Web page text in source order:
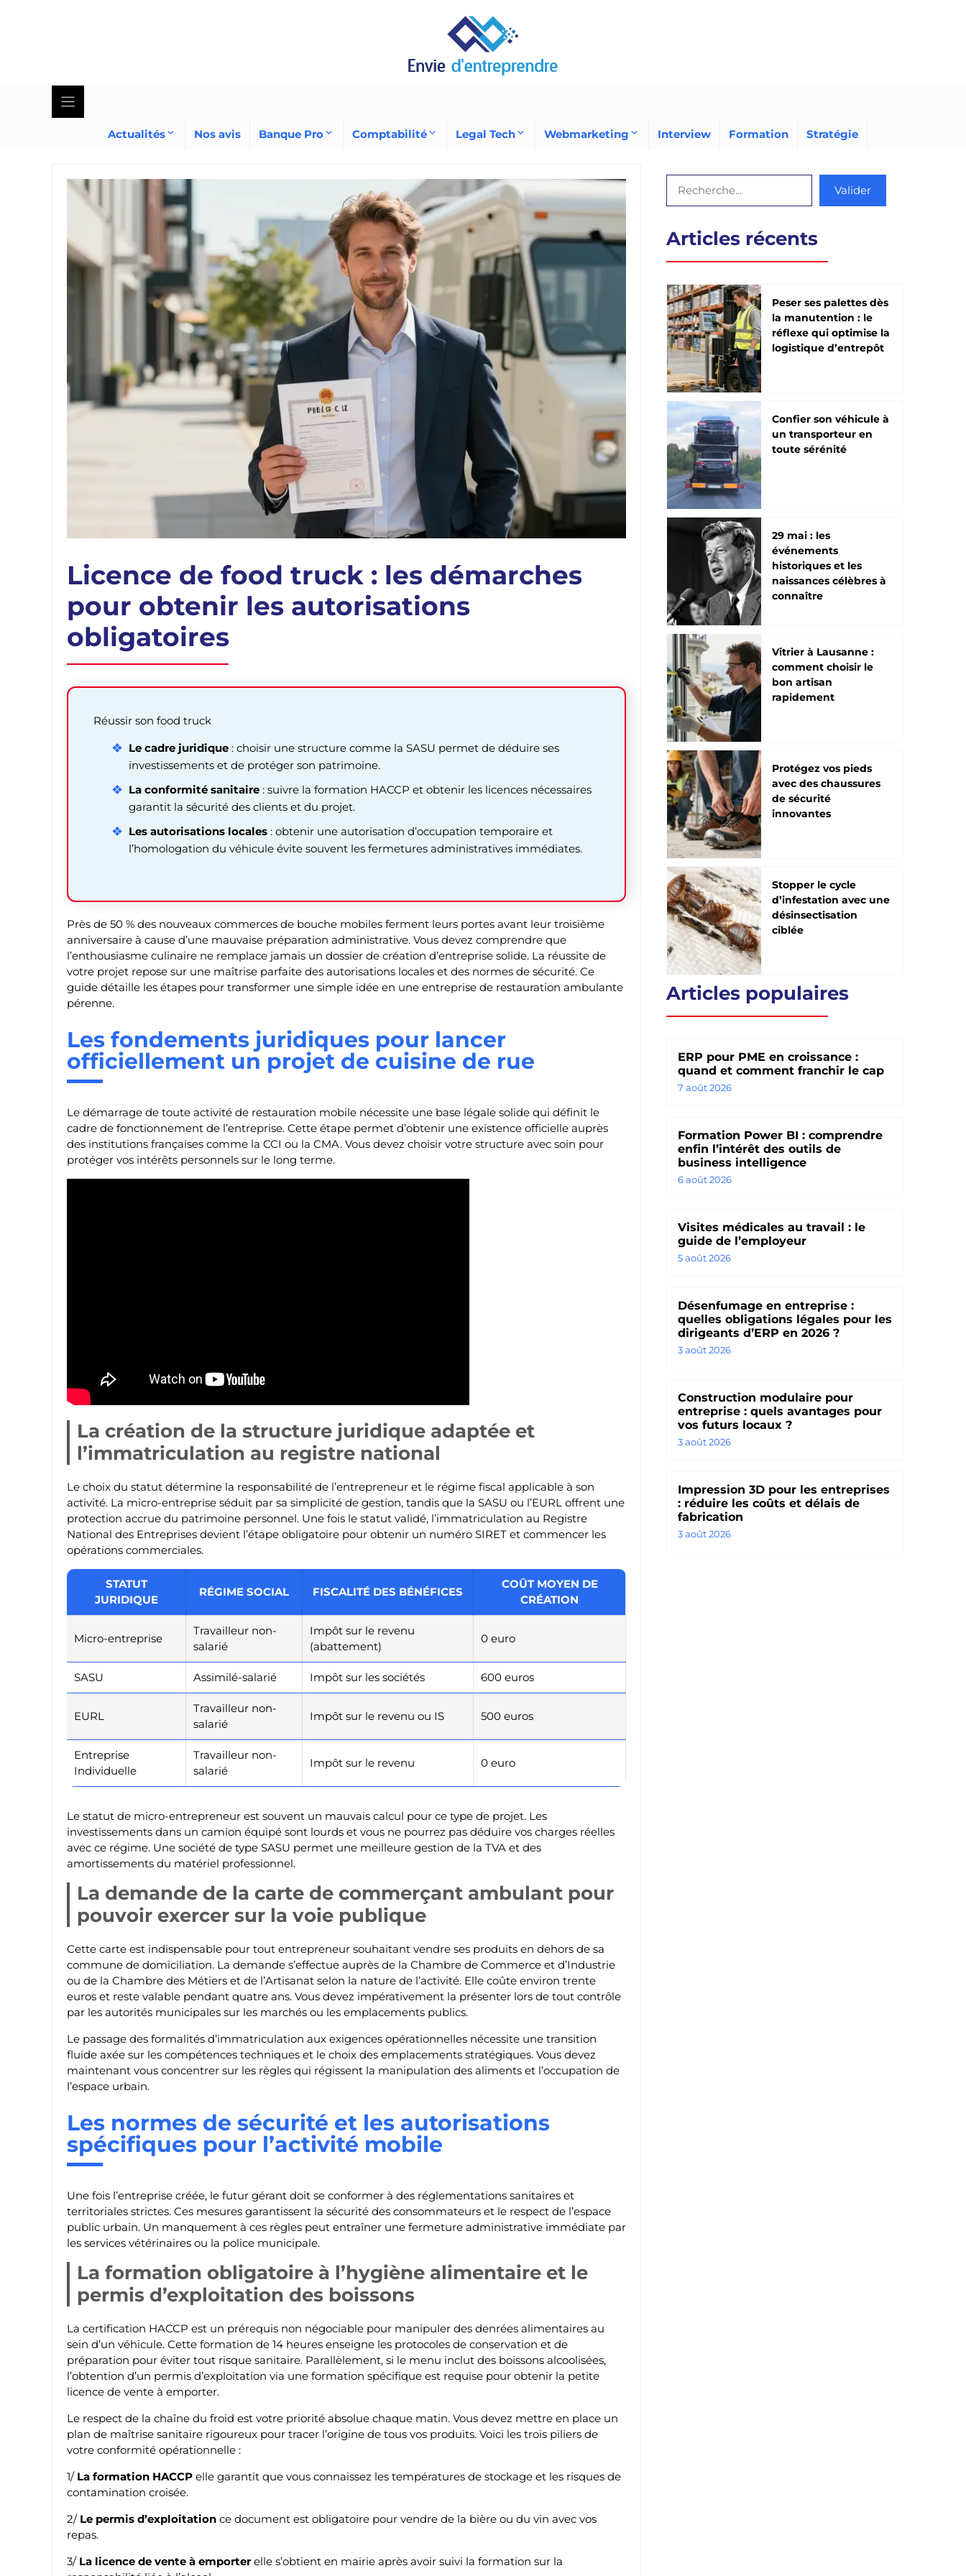
Actualités Nos avis Banque Pro Comptabilité Legal Tech Webmarketing Interview Formation Stratégie
Licence de food truck : les démarches
pour obtenir les autorisations
obligatoires
Réussir son food truck
Le cadre juridique : choisir une structure comme la SASU permet de déduire ses
investissements et de protéger son patrimoine.
La conformité sanitaire : suivre la formation HACCP et obtenir les licences nécessaires
garantit la sécurité des clients et du projet.
Les autorisations locales : obtenir une autorisation d’occupation temporaire et
l’homologation du véhicule évite souvent les fermetures administratives immédiates.
Près de 50 % des nouveaux commerces de bouche mobiles ferment leurs portes avant leur troisième
anniversaire à cause d’une mauvaise préparation administrative. Vous devez comprendre que
l’enthousiasme culinaire ne remplace jamais un dossier de création d’entreprise solide. La réussite de
votre projet repose sur une maîtrise parfaite des autorisations locales et des normes de sécurité. Ce
guide détaille les étapes pour transformer une simple idée en une entreprise de restauration ambulante
pérenne.
Les fondements juridiques pour lancer
officiellement un projet de cuisine de rue
Le démarrage de toute activité de restauration mobile nécessite une base légale solide qui définit le
cadre de fonctionnement de l’entreprise. Cette étape permet d’obtenir une existence officielle auprès
des institutions françaises comme la CCI ou la CMA. Vous devez choisir votre structure avec soin pour
protéger vos intérêts personnels sur le long terme.
La création de la structure juridique adaptée et
l’immatriculation au registre national
Le choix du statut détermine la responsabilité de l’entrepreneur et le régime fiscal applicable à son
activité. La micro-entreprise séduit par sa simplicité de gestion, tandis que la SASU ou l’EURL offrent une
protection accrue du patrimoine personnel. Une fois le statut validé, l’immatriculation au Registre
National des Entreprises devient l’étape obligatoire pour obtenir un numéro SIRET et commencer les
opérations commerciales.
STATUT
JURIDIQUE
RÉGIME SOCIAL FISCALITÉ DES BÉNÉFICES
COÛT MOYEN DE
CRÉATION
Micro-entreprise
Travailleur non-
salarié
Impôt sur le revenu
(abattement)
0 euro
SASU Assimilé-salarié Impôt sur les sociétés 600 euros
EURL
Travailleur non-
salarié
Impôt sur le revenu ou IS 500 euros
Entreprise
Individuelle
Travailleur non-
salarié
Impôt sur le revenu 0 euro
Le statut de micro-entrepreneur est souvent un mauvais calcul pour ce type de projet. Les
investissements dans un camion équipé sont lourds et vous ne pourrez pas déduire vos charges réelles
avec ce régime. Une société de type SASU permet une meilleure gestion de la TVA et des
amortissements du matériel professionnel.
La demande de la carte de commerçant ambulant pour
pouvoir exercer sur la voie publique
Cette carte est indispensable pour tout entrepreneur souhaitant vendre ses produits en dehors de sa
commune de domiciliation. La demande s’effectue auprès de la Chambre de Commerce et d’Industrie
ou de la Chambre des Métiers et de l’Artisanat selon la nature de l’activité. Elle coûte environ trente
euros et reste valable pendant quatre ans. Vous devez impérativement la présenter lors de tout contrôle
par les autorités municipales sur les marchés ou les emplacements publics.
Le passage des formalités d’immatriculation aux exigences opérationnelles nécessite une transition
fluide axée sur les compétences techniques et le choix des emplacements stratégiques. Vous devez
maintenant vous concentrer sur les règles qui régissent la manipulation des aliments et l’occupation de
l’espace urbain.
Les normes de sécurité et les autorisations
spécifiques pour l’activité mobile
Une fois l’entreprise créée, le futur gérant doit se conformer à des réglementations sanitaires et
territoriales strictes. Ces mesures garantissent la sécurité des consommateurs et le respect de l’espace
public urbain. Un manquement à ces règles peut entraîner une fermeture administrative immédiate par
les services vétérinaires ou la police municipale.
La formation obligatoire à l’hygiène alimentaire et le
permis d’exploitation des boissons
La certification HACCP est un prérequis non négociable pour manipuler des denrées alimentaires au
sein d’un véhicule. Cette formation de 14 heures enseigne les protocoles de conservation et de
préparation pour éviter tout risque sanitaire. Parallèlement, si le menu inclut des boissons alcoolisées,
l’obtention d’un permis d’exploitation via une formation spécifique est requise pour obtenir la petite
licence de vente à emporter.
Le respect de la chaîne du froid est votre priorité absolue chaque matin. Vous devez mettre en place un
plan de maîtrise sanitaire rigoureux pour tracer l’origine de tous vos produits. Voici les trois piliers de
votre conformité opérationnelle :
1/ La formation HACCP elle garantit que vous connaissez les températures de stockage et les risques de
contamination croisée.
2/ Le permis d’exploitation ce document est obligatoire pour vendre de la bière ou du vin avec vos
repas.
3/ La licence de vente à emporterelle s’obtient en mairie après avoir suivi la formation sur la
Valider
Articles récents
Peser ses palettes dès
la manutention : le
réflexe qui optimise la
logistique d’entrepôt
Confier son véhicule à
un transporteur en
toute sérénité
29 mai : les
événements
historiques et les
naissances célèbres à
connaître
Vitrier à Lausanne :
comment choisir le
bon artisan
rapidement
Protégez vos pieds
avec des chaussures
de sécurité
innovantes
Stopper le cycle
d’infestation avec une
désinsectisation
ciblée
Articles populaires
ERP pour PME en croissance :
quand et comment franchir le cap
7 août 2026
Formation Power BI : comprendre
enfin l’intérêt des outils de
business intelligence
6 août 2026
Visites médicales au travail : le
guide de l’employeur
5 août 2026
Désenfumage en entreprise :
quelles obligations légales pour les
dirigeants d’ERP en 2026 ?
3 août 2026
Construction modulaire pour
entreprise : quels avantages pour
vos futurs locaux ?
3 août 2026
Impression 3D pour les entreprises
: réduire les coûts et délais de
fabrication
3 août 2026